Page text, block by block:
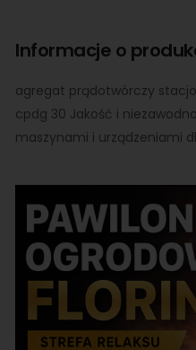
Informacje o
agregat prądotwórczy
cpdg 30 Jakość i
maszynami i urządzeniami